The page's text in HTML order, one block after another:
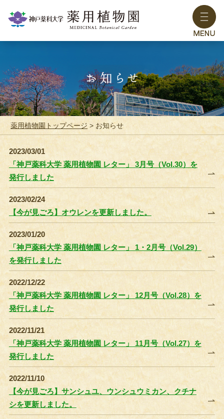
薬用植物園トップページ > お知らせ
2023/03/01
「神戸薬科大学 薬用植物園 レター」 3月号（Vol.30）を
発行しました
2023/02/24
【今が見ごろ】オウレンを更新しました。
2023/01/20
「神戸薬科大学 薬用植物園 レター」 1・2月号（Vol.29）
を発行しました
2022/12/22
「神戸薬科大学 薬用植物園 レター」 12月号（Vol.28）を
発行しました
2022/11/21
「神戸薬科大学 薬用植物園 レター」 11月号（Vol.27）を
発行しました
2022/11/10
【今が見ごろ】サンシュユ、ウンシュウミカン、クチナ
シを更新しました。